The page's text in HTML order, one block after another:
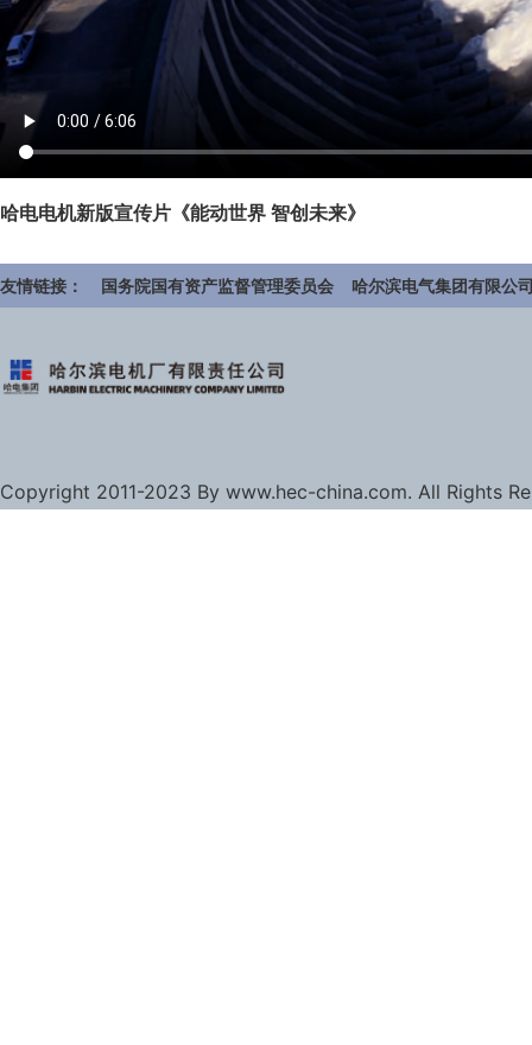
哈电电机新版宣传片《能动世界 智创未来》
友情链接： 国务院国有资产监督管理委员会 哈尔滨电气集团有限公
Copyright 2011-2023 By www.hec-china.com. All Rights